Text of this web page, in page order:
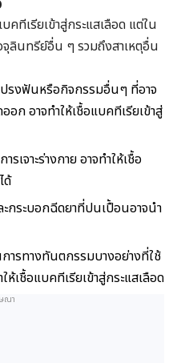
คทีเรียเข้าสู่กระแสเลือด แต่ใน
จุลินทรีย์อื่น ๆ รวมถึงสาเหตุอื่น
รงฟันหรือกิจกรรมอื่นๆ ที่อาจ
ก อาจทำให้เชื้อแบคทีเรียเข้าสู่
รเจาะร่างกาย อาจทำให้เชื้อ
ด้
ะกระบอกฉีดยาที่ปนเปื้อนอาจนำ
ารทางทันตกรรมบางอย่างที่ใช้
ห้เชื้อแบคทีเรียเข้าสู่กระแสเลือด
ณา